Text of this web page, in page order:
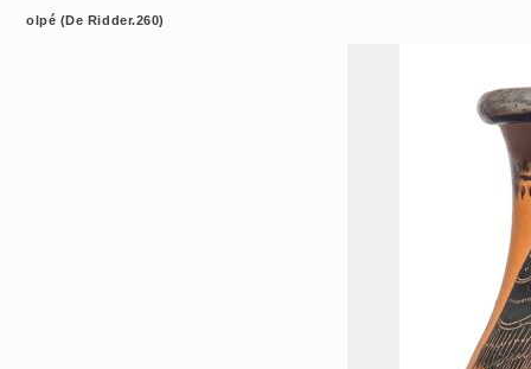
olpé (De Ridder.260)